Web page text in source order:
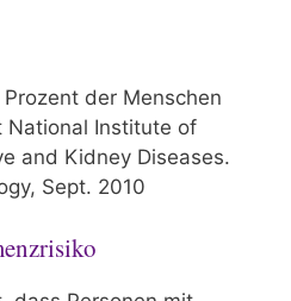
der Menschen
National Institute of
and Kidney Diseases.
Sept. 2010